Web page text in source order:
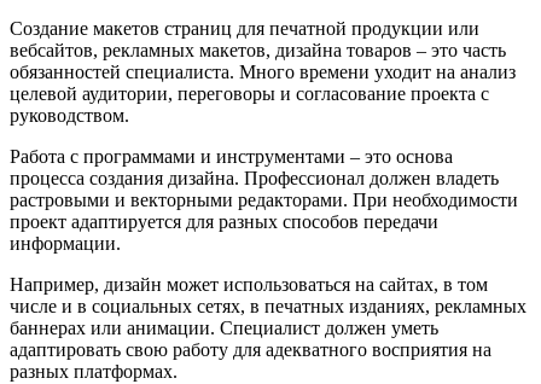
Создание макетов страниц для печатной продукции или
вебсайтов, рекламных макетов, дизайна товаров – это часть
обязанностей специалиста. Много времени уходит на анализ
целевой аудитории, переговоры и согласование проекта с
руководством.
Работа с программами и инструментами – это основа
процесса создания дизайна. Профессионал должен владеть
растровыми и векторными редакторами. При необходимости
проект адаптируется для разных способов передачи
информации.
Например, дизайн может использоваться на сайтах, в том
числе и в социальных сетях, в печатных изданиях, рекламных
баннерах или анимации. Специалист должен уметь
адаптировать свою работу для адекватного восприятия на
разных платформах.